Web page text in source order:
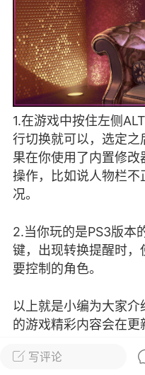
GTA6 RDR2
彩虹六号 绝地求
游戏商城 每日
游民通
我在商城购买的虚拟
在那里查看卡密？
：下单以后在右边消息
像 — 我的订单 — 待评
写评论
1.在游戏中按住左侧
行切换就可以，选定之
果在你使用了内置修
操作，比如说人物栏
况。
2.当你玩的是PS3版本
键，出现转换提醒时
要控制的角色。
以上就是小编为大家
的游戏精彩内容会在